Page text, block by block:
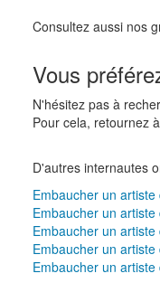
Consultez aussi nos
Vous
N'hésitez pas à
Pour cela, retournez
D'autres internautes
Embaucher un
Embaucher un
Embaucher un
Embaucher un artiste
Embaucher un artiste